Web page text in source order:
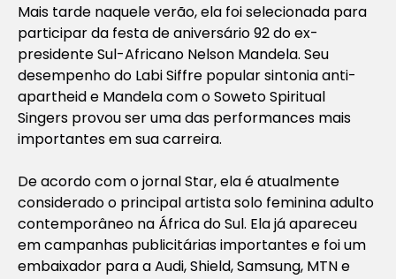
Mais tarde naquele verão, ela foi selecionada para
participar da festa de aniversário 92 do ex-
presidente Sul-Africano Nelson Mandela. Seu
desempenho do Labi Siffre popular sintonia anti-
apartheid e Mandela com o Soweto Spiritual
Singers provou ser uma das performances mais
importantes em sua carreira.
De acordo com o jornal Star, ela é atualmente
considerado o principal artista solo feminina adulto
contemporâneo na África do Sul. Ela já apareceu
em campanhas publicitárias importantes e foi um
embaixador para a Audi, Shield, Samsung, MTN e